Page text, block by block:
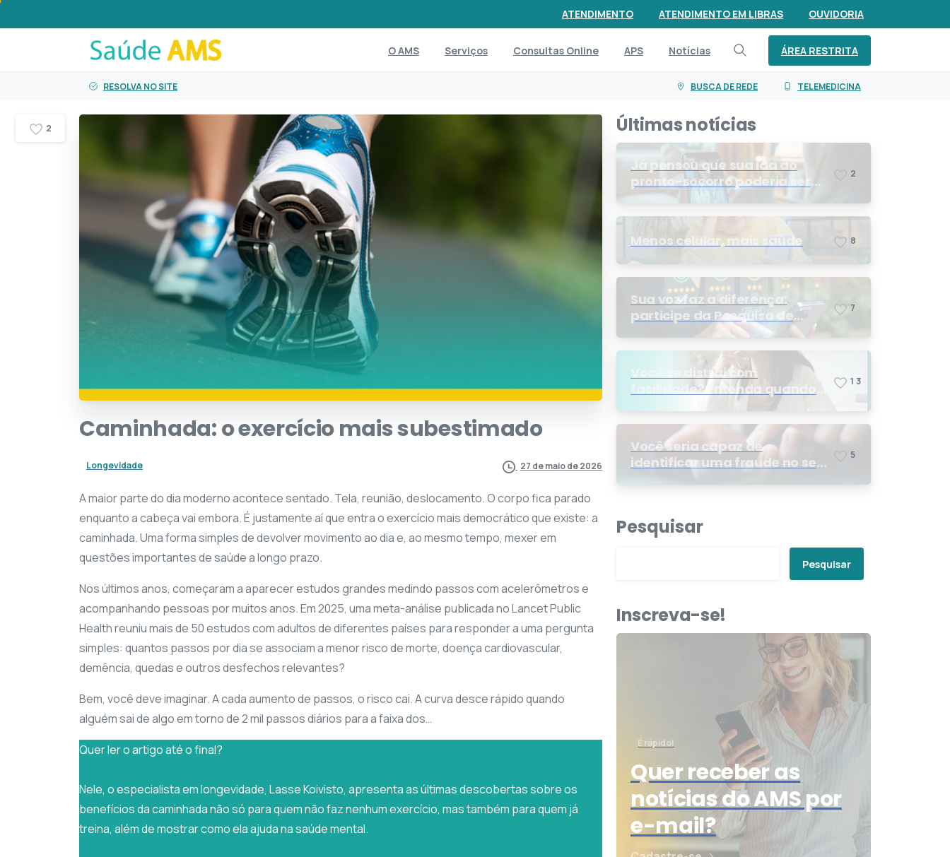
ATENDIMENTO ATENDIMENTO EM LIBRAS OUVIDORIA
O AMS Serviços Consultas Online APS Notícias ÁREA RESTRITA
RESOLVA NO SITE BUSCA DE REDE TELEMEDICINA
Caminhada:oexercíciomaissubestimado
Longevidade 27 de maio de 2026
A maior parte do dia moderno acontece sentado. Tela, reunião, deslocamento. O corpo fica parado
enquanto a cabeça vai embora. É justamente aí que entra o exercício mais democrático que existe: a
caminhada. Uma forma simples de devolver movimento ao dia e, ao mesmo tempo, mexer em
questões importantes de saúde a longo prazo.
Nos últimos anos, começaram a aparecer estudos grandes medindo passos com acelerômetros e
acompanhando pessoas por muitos anos. Em 2025, uma meta-análise publicada no Lancet Public
Health reuniu mais de 50 estudos com adultos de diferentes países para responder a uma pergunta
simples: quantos passos por dia se associam a menor risco de morte, doença cardiovascular,
demência, quedas e outros desfechos relevantes?
Bem, você deve imaginar. A cada aumento de passos, o risco cai. A curva desce rápido quando
alguém sai de algo em torno de 2 mil passos diários para a faixa dos…
Quer ler o artigo até o final?
Nele, o especialista em longevidade, Lasse Koivisto, apresenta as últimas descobertas sobre os
benefícios da caminhada não só para quem não faz nenhum exercício, mas também para quem já
treina, além de mostrar como ela ajuda na saúde mental.
2 Últimas notícias
Já pensou que sua ida ao
pronto-socorro poderia ser
resolvida por telemedicina?
2
Menos celular, mais saúde 8
Sua voz faz a diferença:
participe da Pesquisa de
Satisfação 2026
7
Você se distrai com
facilidade? Entenda quando
os sinais podem indicar TDAH
1 3
Você seria capaz de
identificar uma fraude no seu
plano de saúde?
5
Pesquisar
Pesquisar
Inscreva-se!
É rápido!
Quer receber as
notícias do AMS por
e-mail?